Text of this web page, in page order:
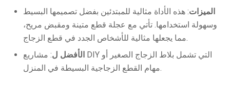
الميزات: هذه الأداة مثالية للمبتدئين بفضل تصميمها البسيط
وسهولة استخدامها. تأتي مع عجلة قطع متينة ومقبض مريح،
الأفضل ل: مشاريع DIY التي تشمل بلاط الزجاج الصغير أو